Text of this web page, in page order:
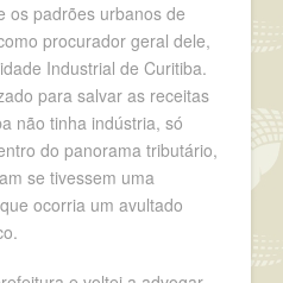
os padrões urbanos de
procurador geral dele,
Industrial de Curitiba.
para salvar as receitas
não tinha indústria, só
do panorama tributário,
se tivessem uma
ocorria um avultado